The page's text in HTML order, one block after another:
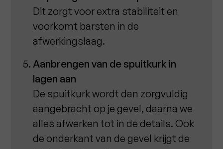
Dit zorgt voor extra stabiliteit en
voorkomt barsten in de
afwerkingslaag.
Aanbrengen van de spuitkurk in
lagen aan
De spuitkurk wordt dan zorgvuldig
aangebracht op je gevel, daarna we
alles afwerken tot in de details. Ook
de onderkant van de gevel krijgt de